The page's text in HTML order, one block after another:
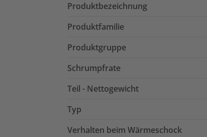
Produktbezeichnung
Produktfamilie
Produktgruppe
Schrumpfrate
Teil - Nettogewicht
Typ
Verhalten beim Wärmeschock